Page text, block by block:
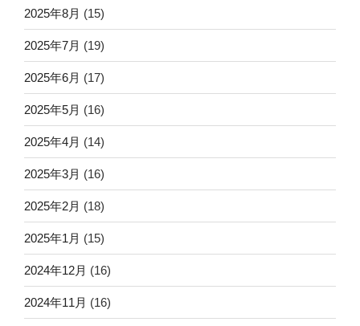
2025年8月 (15)
2025年7月 (19)
2025年6月 (17)
2025年5月 (16)
2025年4月 (14)
2025年3月 (16)
2025年2月 (18)
2025年1月 (15)
2024年12月 (16)
2024年11月 (16)